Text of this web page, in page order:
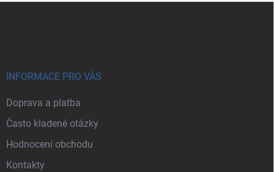
INFORMACE PRO VÁS
Doprava a platba
Často kladené otázky
Hodnocení obchodu
Kontakty